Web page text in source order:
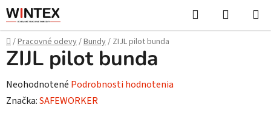
Prejsť
na
obsah
Hľadať
KOŠÍK
Domov
/Pracovné odevy/Bundy/ ZIJL pilot bunda
ZIJL pilot bunda
Priemerné
hodnotenie
Neohodnotené Podrobnosti hodnotenia
Značka:SAFEWORKER